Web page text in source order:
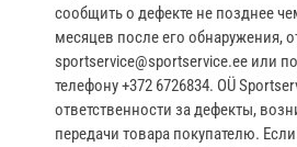
сообщить о дефекте не позднее
месяцев после его обнаружения,
sportservice@sportservice.ee или
телефону +372 6726834. OÜ
ответственности за дефекты,
передачи товара покупателю.